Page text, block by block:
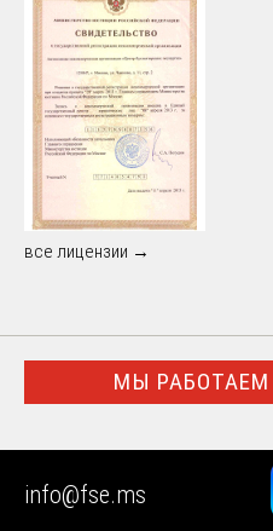
все лицензии →
МЫ
Московская область
info@fse.ms